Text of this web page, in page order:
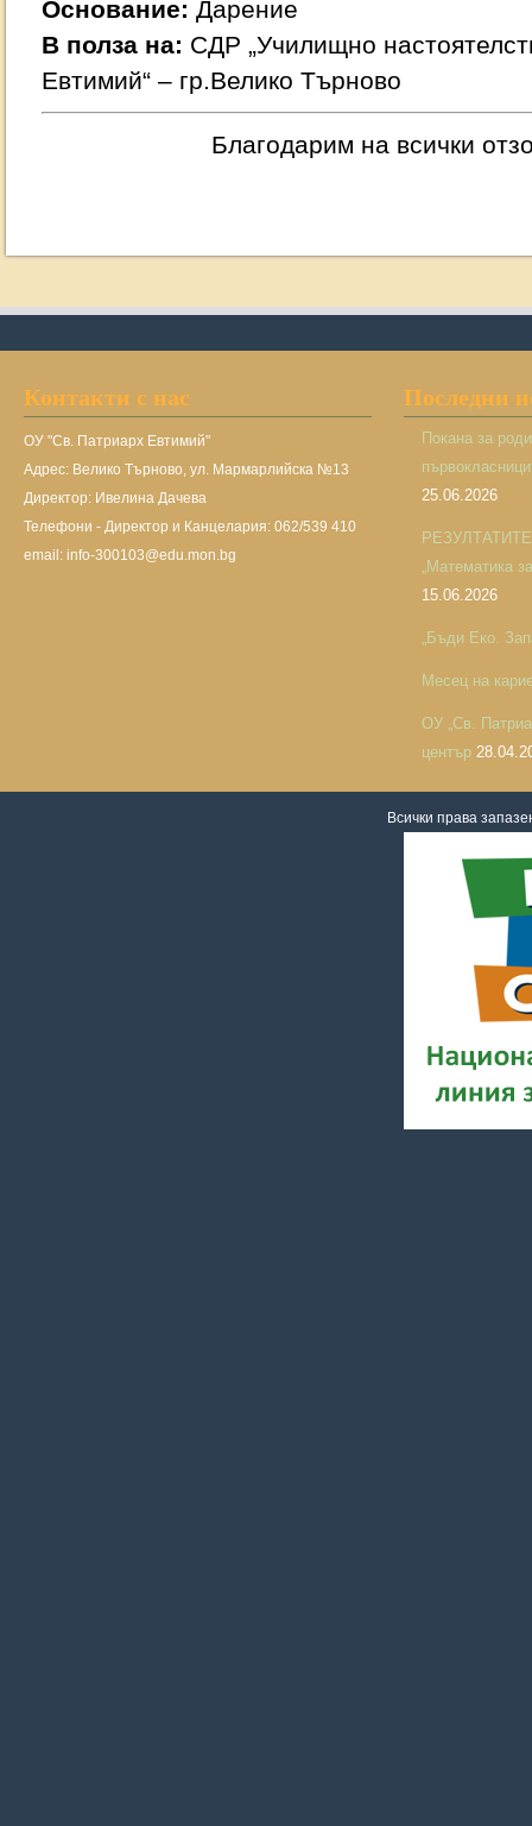
Основание: Дарение
В полза на: СДР „Училищно
Евтимий“ – гр.Велико Търново
Благодарим на всички
Контакти с нас
ОУ "Св. Патриарх Евтимий"
Адрес: Велико Търново, ул. Мармарлийска №13
Директор: Ивелина Дачева
Телефони - Директор и Канцелария: 062/539 410
email: info-300103@edu.mon.bg
Последни
Покана за
25.06.2026
РЕЗУЛТАТИТЕ
„Математика
15.06.2026
„Бъди Еко.
Месец на
ОУ „Св.
център
Всички права